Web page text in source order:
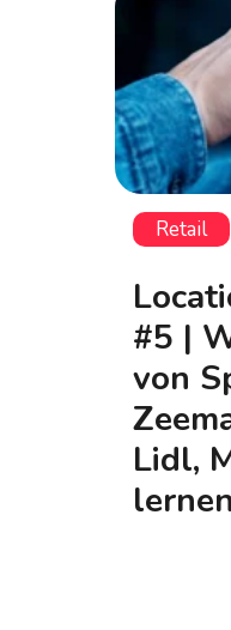
Retail
#5 |
von
Lidl,